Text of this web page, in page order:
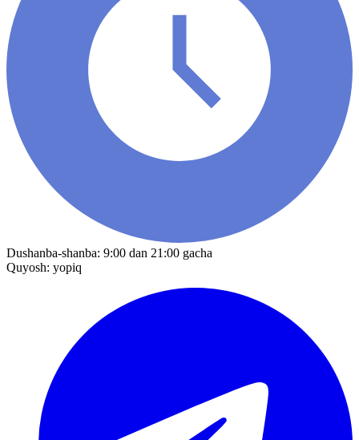
Dushanba-shanba: 9:00 dan 21:00 gacha
Quyosh: yopiq